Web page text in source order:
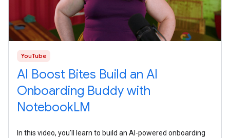
YouTube
AI Boost Bites Build an AI
Onboarding Buddy with
NotebookLM
In this video, you'll learn to build an AI-powered onboarding